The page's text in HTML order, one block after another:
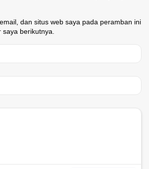
dan situs web saya pada peramban ini
saya berikutnya.